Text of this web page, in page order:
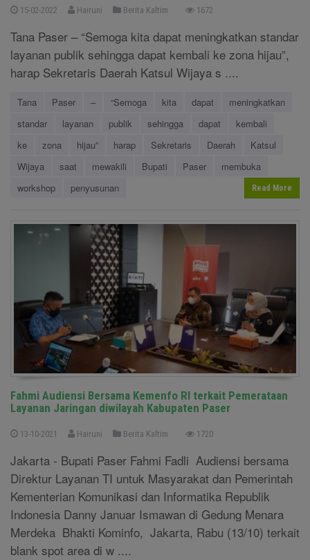
15-02-2022 Hairuni Berita Kaltim 1672
Tana Paser – “Semoga kita dapat meningkatkan standar
layanan publik sehingga dapat kembali ke zona hijau”,
harap Sekretaris Daerah Katsul Wijaya s ....
Tana Paser – “Semoga kita dapat
meningkatkan
standar
layanan publik sehingga dapat
kembali
ke
zona hijau” harap Sekretaris Daerah
Katsul
Wijaya
saat mewakili Bupati Paser
membuka
workshop
penyusunan Read More
Fahmi Audiensi Bersama Kemenfo RI terkait Pemerataan
Layanan Jaringan diwilayah Kabupaten Paser
13-10-2021 Hairuni Berita Kaltim 1720
Jakarta - Bupati Paser Fahmi Fadli Audiensi bersama
Direktur Layanan TI untuk Masyarakat dan Pemerintah
Kementerian Komunikasi dan Informatika Republik
Indonesia Danny Januar Ismawan di Gedung Menara
Merdeka Bhakti Kominfo, Jakarta, Rabu (13/10) terkait
blank spot area di w ....